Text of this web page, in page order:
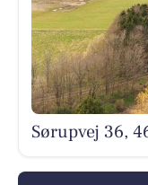
Sørupvej 36,